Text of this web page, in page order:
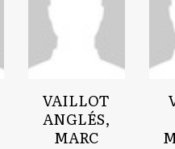
VAILLOT
ANGLÉS,
MARC